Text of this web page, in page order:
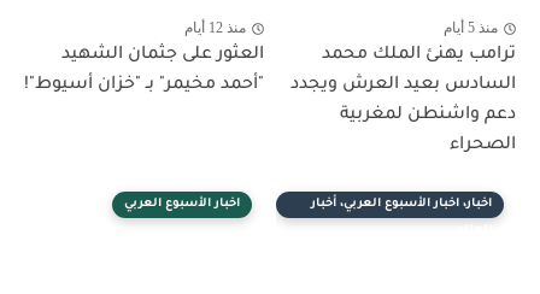
منذ 5 أيام
ترامب يهنئ الملك محمد
السادس بعيد العرش ويجدد
دعم واشنطن لمغربية
الصحراء
منذ 12 أيام
العثور على جثمان الشهيد
"أحمد مخيمر" بـ "خزان أسيوط"!
اخبار، اخبار الأسبوع العربي، أخبار
اخبار الأسبوع العربي